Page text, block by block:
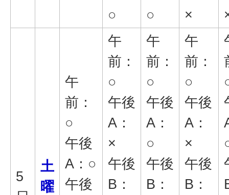
○
○
×
5
土
曜
午
前：
○
午後
A：○
午後
午
前：
○
午後
A：
×
午後
B：
午
前：
○
午後
A：
○
午後
B：
午
前：
○
午後
A：
×
午後
B：